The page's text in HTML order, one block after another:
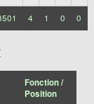
4 1 0 0
Fonction /
Position